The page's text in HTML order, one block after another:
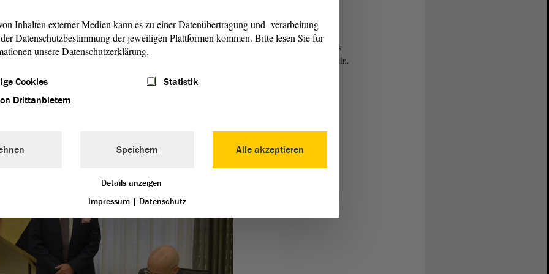
solche Projekte auch in anderen Teilen Sachsen-
Alan Meltzer trug sich ins
Gästebuch des Landtags ein.
Inhalten externer Medien kann es zu einer Datenübertragung und -verarbeitung
Datenschutzbestimmung der jeweiligen Plattformen kommen. Bitte lesen Sie für
unsere Datenschutzerklärung.
Cookies
Statistik
Drittanbietern
Alle akzeptieren
Speichern
Details anzeigen
Impressum | Datenschutz